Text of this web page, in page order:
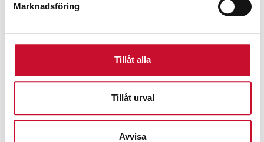
Marknadsföring
Tillåt alla
Tillåt urval
Avvisa
Fatkran 2 tum i mässing